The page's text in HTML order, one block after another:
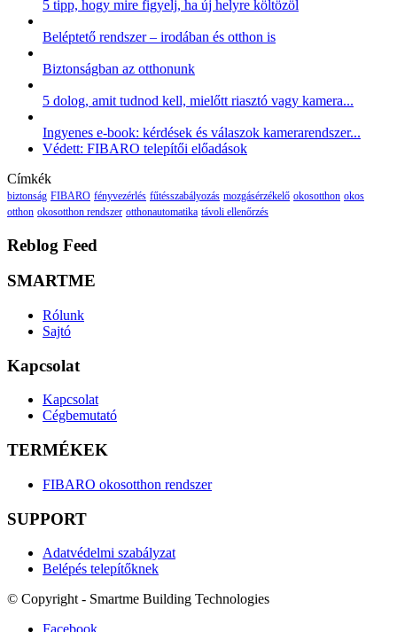
5 tipp, hogy mire figyelj, ha új helyre költözöl
Beléptető rendszer – irodában és otthon is
Biztonságban az otthonunk
5 dolog, amit tudnod kell, mielőtt riasztó vagy kamera...
Ingyenes e-book: kérdések és válaszok kamerarendszer...
Védett: FIBARO telepítői előadások
Címkék
biztonság FIBARO fényvezérlés fűtésszabályozás mozgásérzékelő okosotthon okos
otthon okosotthon rendszer otthonautomatika távoli ellenőrzés
Reblog Feed
SMARTME
Rólunk
Sajtó
Kapcsolat
Kapcsolat
Cégbemutató
TERMÉKEK
FIBARO okosotthon rendszer
SUPPORT
Adatvédelmi szabályzat
Belépés telepítőknek
© Copyright - Smartme Building Technologies